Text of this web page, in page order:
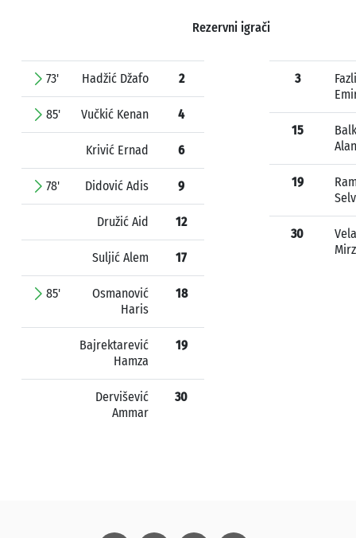
Rezervni igrači
73' Hadžić Džafo 2
85' Vučkić Kenan 4
Krivić Ernad 6
78' Didović Adis 9
Družić Aid 12
Suljić Alem 17
85'
Osmanović
Haris
18
Bajrektarević
Hamza
19
Dervišević
Ammar
30
3
15
Alan
19
30